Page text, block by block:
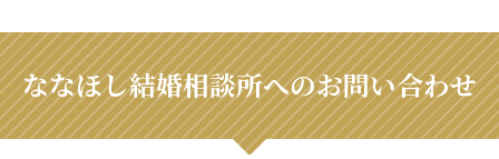
ななほし結婚相談所へのお問い合わせ